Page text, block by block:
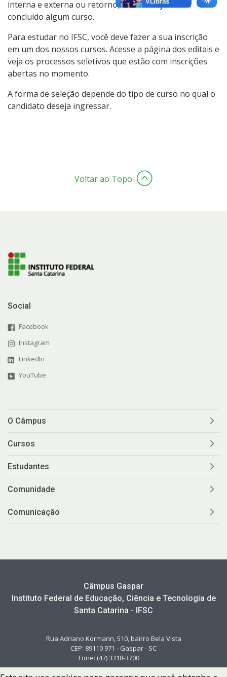
interna e externa ou retorno, caso você já tenha
concluído algum curso.
Para estudar no IFSC, você deve fazer a sua inscrição
em um dos nossos cursos. Acesse a página dos editais e
veja os processos seletivos que estão com inscrições
abertas no momento.
A forma de seleção depende do tipo de curso no qual o
candidato deseja ingressar.
Voltar ao Topo
Social
Facebook
Instagram
LinkedIn
YouTube
O Câmpus
Cursos
Estudantes
Comunidade
Comunicação
Câmpus Gaspar
Instituto Federal de Educação, Ciência e Tecnologia de
Santa Catarina - IFSC
Rua Adriano Kormann, 510, bairro Bela Vista
CEP: 89110 971 - Gaspar - SC
Fone: (47) 3318-3700